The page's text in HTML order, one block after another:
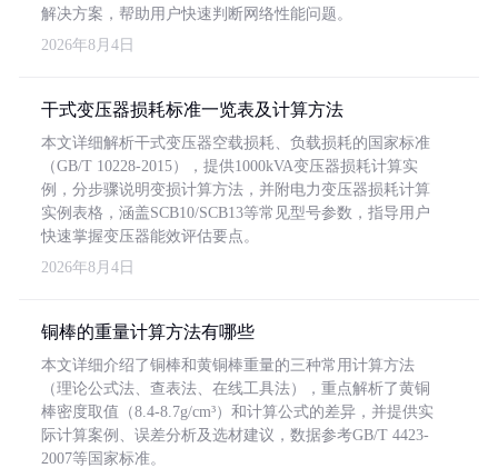
解决方案，帮助用户快速判断网络性能问题。
2026年8月4日
干式变压器损耗标准一览表及计算方法
本文详细解析干式变压器空载损耗、负载损耗的国家标准
（GB/T 10228-2015），提供1000kVA变压器损耗计算实
例，分步骤说明变损计算方法，并附电力变压器损耗计算
实例表格，涵盖SCB10/SCB13等常见型号参数，指导用户
快速掌握变压器能效评估要点。
2026年8月4日
铜棒的重量计算方法有哪些
本文详细介绍了铜棒和黄铜棒重量的三种常用计算方法
（理论公式法、查表法、在线工具法），重点解析了黄铜
棒密度取值（8.4-8.7g/cm³）和计算公式的差异，并提供实
际计算案例、误差分析及选材建议，数据参考GB/T 4423-
2007等国家标准。